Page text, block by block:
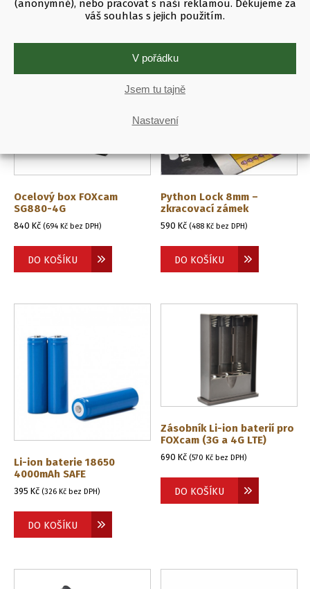
(anonymně), nebo pracovat s naší reklamou. Děkujeme za
váš souhlas s jejich použitím.
V pořádku
Jsem tu tajně
Nastavení
Ocelový box FOXcam
SG880-4G
840 Kč (694 Kč bez DPH)
DO KOŠÍKU
Python Lock 8mm –
zkracovací zámek
590Kč (488Kč bez DPH)
DO KOŠÍKU
Li-ion baterie 18650
4000mAh SAFE
395 Kč (326 Kč bez DPH)
DO KOŠÍKU
Zásobník Li-ion baterií pro
FOXcam (3G a 4G LTE)
690Kč (570Kč bez DPH)
DO KOŠÍKU